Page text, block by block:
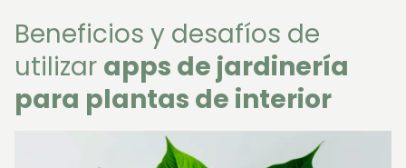
Beneficios y desafíos de
utilizar apps de jardinería
para plantas de interior